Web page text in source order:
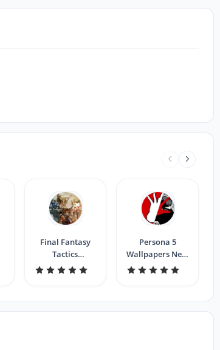
Final Fantasy
Tactics
Wallpapers New
Persona 5
Wallpapers New
Tab